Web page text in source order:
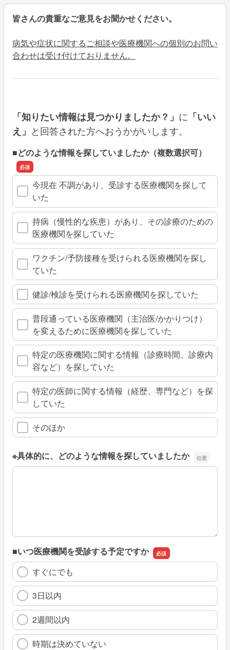
皆さんの貴重なご意見をお聞かせください。
病気や症状に関するご相談や医療機関への個別のお問い
合わせは受け付けておりません。
「知りたい情報は見つかりましたか？」 に 「いい
え」 と回答された方へおうかがいします。
■どのような情報を探していましたか（複数選択可）
今現在 不調があり、受診する医療機関を探して
いた
持病（慢性的な疾患）があり、その診療のための
医療機関を探していた
ワクチン/予防接種を受けられる医療機関を探し
ていた
健診/検診を受けられる医療機関を探していた
普段通っている医療機関（主治医/かかりつけ）
を変えるために医療機関を探していた
特定の医療機関に関する情報（診療時間、診療内
容など）を探していた
特定の医師に関する情報（経歴、専門など）を探
していた
そのほか
※具体的に、どのような情報を探していましたか
※具体的に、どのような情報を探していましたか
■いつ医療機関を受診する予定ですか
すぐにでも
3日以内
2週間以内
時期は決めていない